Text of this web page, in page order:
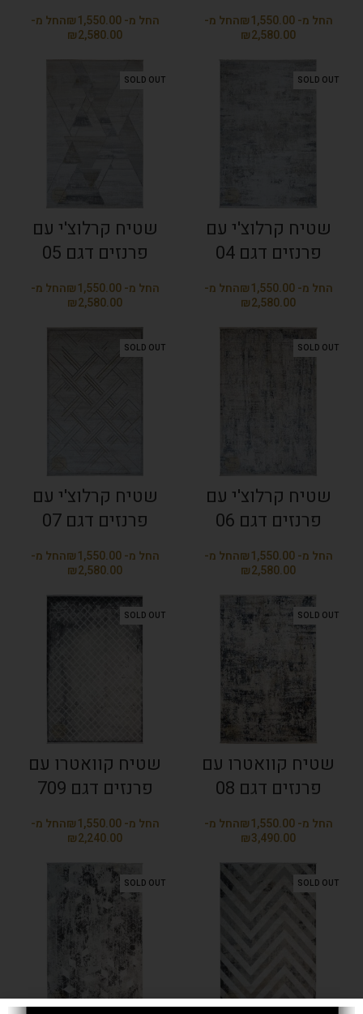
₪
₪
₪
₪
SOLD OUT
שטיח קרלוצ'י עם
פרנזים דגם 04
₪
₪
SOLD OUT
שטיח קרלוצ'י עם
פרנזים דגם 05
₪
₪
SOLD OUT
שטיח קרלוצ'י עם
פרנזים דגם 06
₪
₪
SOLD OUT
שטיח קרלוצ'י עם
פרנזים דגם 07
₪
₪
SOLD OUT
שטיח קוואטרו עם
פרנזים דגם 08
₪
₪
SOLD OUT
שטיח קוואטרו עם
פרנזים דגם 709
₪
₪
SOLD OUT
SOLD OUT